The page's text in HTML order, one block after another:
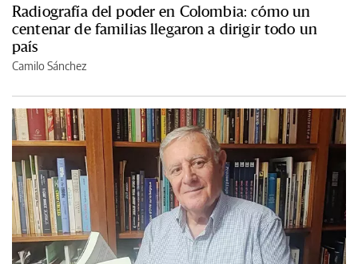
Radiografía del poder en Colombia: cómo un
centenar de familias llegaron a dirigir todo un
país
Camilo Sánchez